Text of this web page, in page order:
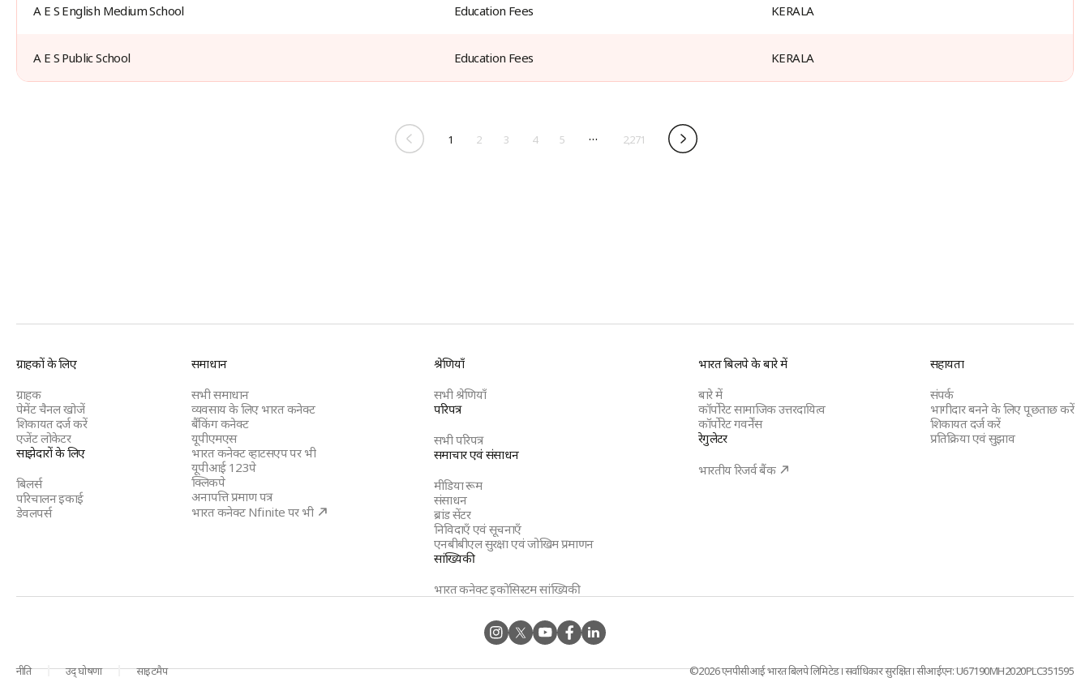
A E S English Medium School Education Fees KERALA
A E S Public School Education Fees KERALA
1 2 3 4 5 … 2,271
BBPS
ग्राहकों के लिए
ग्राहक
पेमेंट चैनल खोजें
शिकायत दर्ज करें
एजेंट लोकेटर
साझेदारों के लिए
बिलर्स
परिचालन इकाई
डेवलपर्स
समाधान
सभी समाधान
व्यवसाय के लिए भारत कनेक्ट
बैंकिंग कनेक्ट
यूपीएमएस
भारत कनेक्ट व्हाटसएप पर भी
यूपीआई 123पे
क्लिकपे
अनापत्ति प्रमाण पत्र
भारत कनेक्ट Nfinite पर भी
श्रेणियाँ
सभी श्रेणियाँ
परिपत्र
सभी परिपत्र
समाचार एवं संसाधन
मीडिया रूम
संसाधन
ब्रांड सेंटर
निविदाएँ एवं सूचनाएँ
एनबीबीएल सुरक्षा एवं जोखिम प्रमाणन
सांख्यिकी
भारत कनेक्ट इकोसिस्टम सांख्यिकी
भारत बिलपे के बारे में
बारे में
कॉर्पोरेट सामाजिक उत्तरदायित्व
कॉर्पोरेट गवर्नेंस
रेगुलेटर
भारतीय रिजर्व बैंक
सहायता
संपर्क
भागीदार बनने के लिए पूछताछ करें
शिकायत दर्ज करें
प्रतिक्रिया एवं सुझाव
नीति उद् घोषणा साइटमैप ©2026एनपीसीआई भारत बिलपे लिमिटेड। सर्वाधिकार सुरक्षित। सीआईएन: U67190MH2020PLC351595